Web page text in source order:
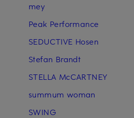
mey
Peak Performance
SEDUCTIVE Hosen
Stefan Brandt
STELLA McCARTNEY
summum woman
SWING